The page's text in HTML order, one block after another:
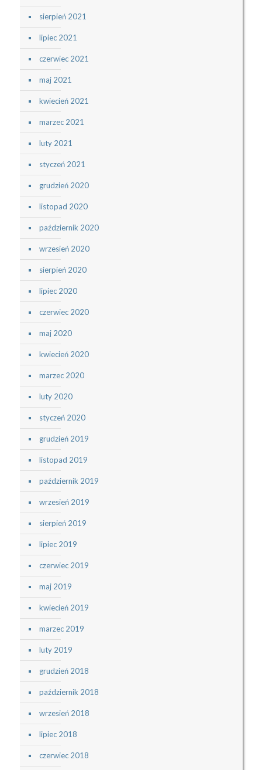
sierpień 2021
lipiec 2021
czerwiec 2021
maj 2021
kwiecień 2021
marzec 2021
luty 2021
styczeń 2021
grudzień 2020
listopad 2020
październik 2020
wrzesień 2020
sierpień 2020
lipiec 2020
czerwiec 2020
maj 2020
kwiecień 2020
marzec 2020
luty 2020
styczeń 2020
grudzień 2019
listopad 2019
październik 2019
wrzesień 2019
sierpień 2019
lipiec 2019
czerwiec 2019
maj 2019
kwiecień 2019
marzec 2019
luty 2019
grudzień 2018
październik 2018
wrzesień 2018
lipiec 2018
czerwiec 2018